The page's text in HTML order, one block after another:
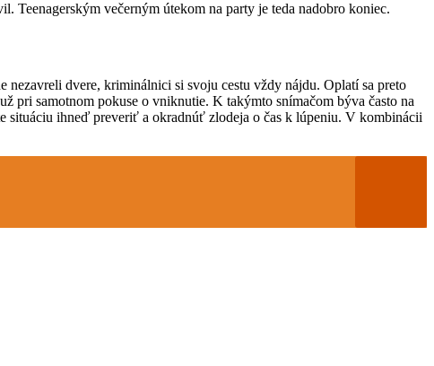
Teenagerským večerným útekom na party je teda nadobro koniec.
dvere, kriminálnici si svoju cestu vždy nájdu. Oplatí sa preto
pri samotnom pokuse o vniknutie. K takýmto snímačom býva často na
situáciu ihneď preveriť a okradnúť zlodeja o čas k lúpeniu. V kombinácii